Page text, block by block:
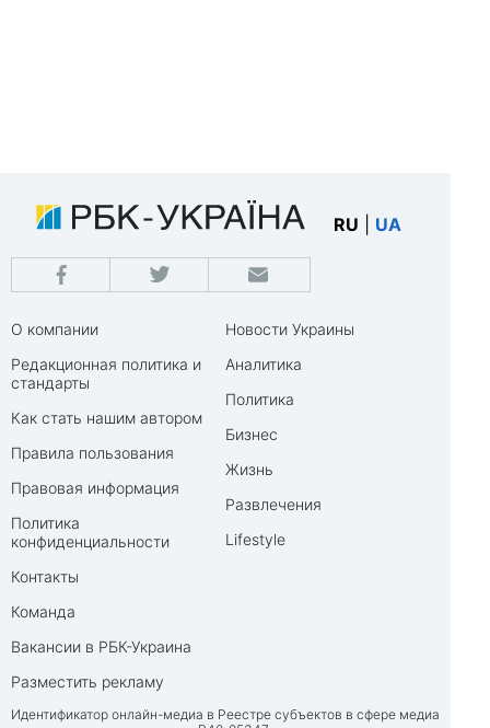
RU UA
О компании
Редакционная политика и
стандарты
Как стать нашим автором
Правила пользования
Правовая информация
Политика
конфиденциальности
Контакты
Команда
Вакансии в РБК-Украина
Разместить рекламу
Новости Украины
Аналитика
Политика
Бизнес
Жизнь
Развлечения
Lifestyle
Идентификатор онлайн-медиа в Реестре субъектов в сфере медиа